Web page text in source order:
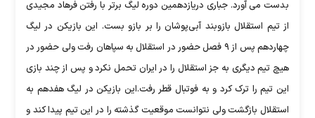
بدست می آورد. جباری دریازدهمین دوره لیگ برتر با رفتن فرهاد مجیدی
از تیم استقلال بازوبند آبی‌پوشان را بر بازو بست. این بازیکن در لیگ
چهاردهم پس از ۹ فصل حضور در استقلال به سپاهان رفت ولی حضور در
هیچ تیم دیگری به جز استقلال را در ایران تحمل نکرد و پس از چند بازی
این تیم را ترک کرد و به فوتبال قطر رفت.این بازیکن در لیگ هفدهم به
استقلال بازگشت ولی نتوانست موقعیت گذشته را در این تیم پیدا کند و